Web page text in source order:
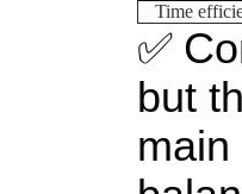
Time
✅
but